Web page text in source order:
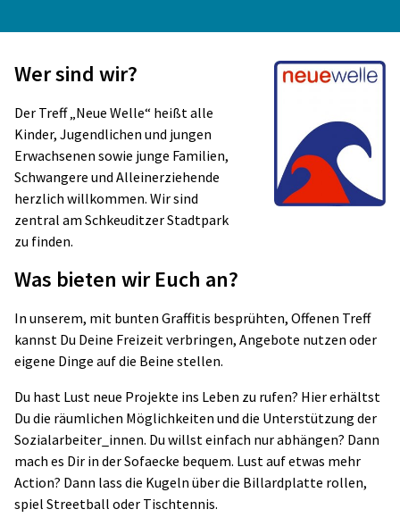
Wer sind wir?
Der Treff „Neue Welle“ heißt alle
Kinder, Jugendlichen und jungen
Erwachsenen sowie junge Familien,
Schwangere und Alleinerziehende
herzlich willkommen. Wir sind
zentral am Schkeuditzer Stadtpark
zu finden.
Was bieten wir Euch an?
In unserem, mit bunten Graffitis besprühten, Offenen Treff
kannst Du Deine Freizeit verbringen, Angebote nutzen oder
eigene Dinge auf die Beine stellen.
Du hast Lust neue Projekte ins Leben zu rufen? Hier erhältst
Du die räumlichen Möglichkeiten und die Unterstützung der
Sozialarbeiter_innen. Du willst einfach nur abhängen? Dann
mach es Dir in der Sofaecke bequem. Lust auf etwas mehr
Action? Dann lass die Kugeln über die Billardplatte rollen,
spiel Streetball oder Tischtennis.